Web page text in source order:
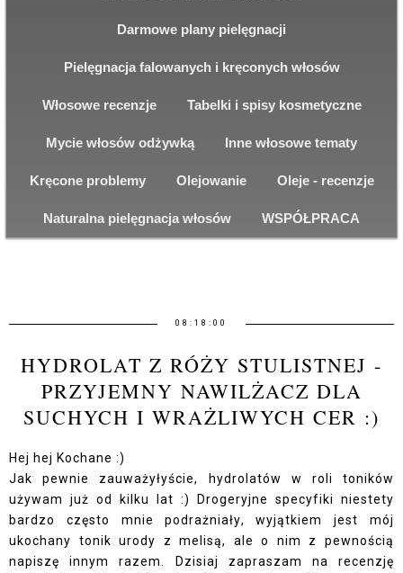
Darmowe plany pielęgnacji
Pielęgnacja falowanych i kręconych włosów
Włosowe recenzje Tabelki i spisy kosmetyczne
Mycie włosów odżywką Inne włosowe tematy
Kręcone problemy Olejowanie Oleje - recenzje
Naturalna pielęgnacja włosów WSPÓŁPRACA
08:18:00
HYDROLAT Z RÓŻY STULISTNEJ -
PRZYJEMNY NAWILŻACZ DLA
SUCHYCH I WRAŻLIWYCH CER :)
Hej hej Kochane :)
Jak pewnie zauważyłyście, hydrolatów w roli toników
używam już od kilku lat :) Drogeryjne specyfiki niestety
bardzo często mnie podrażniały, wyjątkiem jest mój
ukochany tonik urody z melisą, ale o nim z pewnością
napiszę innym razem. Dzisiaj zapraszam na recenzję